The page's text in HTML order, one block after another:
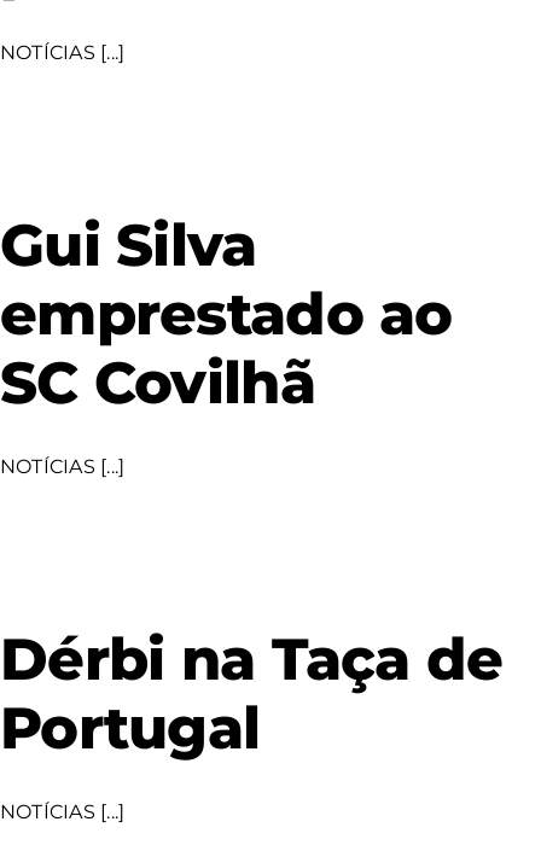
NOTÍCIAS [...]
Gui Silva
emprestado ao
SC Covilhã
NOTÍCIAS [...]
Dérbi na Taça de
Portugal
NOTÍCIAS [...]